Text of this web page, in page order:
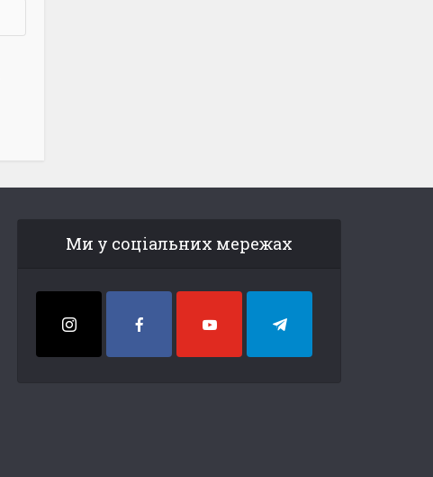
Ми у соціальних мережах